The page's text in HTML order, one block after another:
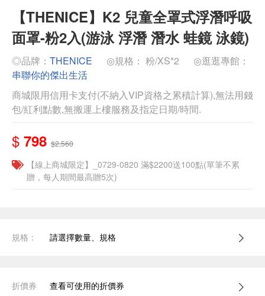
【THENICE】K2 兒童全罩式浮潛呼吸
面罩-粉2入(游泳 浮潛 潛水 蛙鏡 泳鏡)
◎品牌： THENICE ◎規格： 粉/XS*2
◎逛逛專館：
串聯你的傑出生活
商城限用信用卡支付(不納入VIP資格之累積計算),無法用錢
包/紅利點數,無搬運上樓服務及指定日期/時間.
$ 798 $2,560
【線上商城限定】_0729-0820 滿$2200送100點(單筆不累
贈，每人期間最高贈5次)
規格： 請選擇數量、規格
折價券 查看可使用的折價券